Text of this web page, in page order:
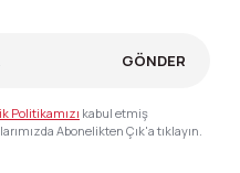
GÖNDER
Politikamızı kabul etmiş
Abonelikten Çık'a tıklayın.